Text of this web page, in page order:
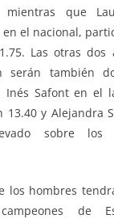
mientras que
el nacional,
Las otras dos
serán también
Inés Safont en el
13.40 y Alejandra
sobre los
los hombres
de